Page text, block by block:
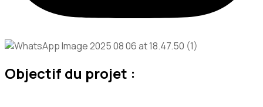
Objectif du projet :